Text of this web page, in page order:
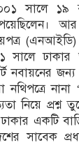
সালে
(এনআইডি)
সালে ঢাকার
নবায়নের
নথিপত্রে
নিয়ে প্রশ্ন
ঢাকার একটি
সাবেক